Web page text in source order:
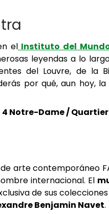
elInstituto del
leyendas a lo
del Louvre, de la
por qué, aun hoy,
Notre-Dame /
arte contemporáneo
internacional. El
de sus
Benjamin Navet.